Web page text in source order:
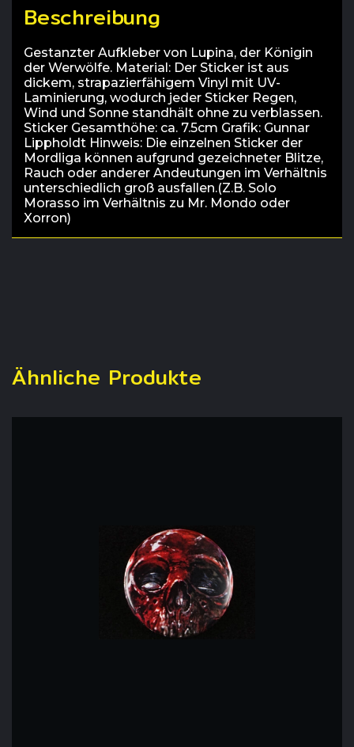
Beschreibung
Gestanzter Aufkleber von Lupina, der Königin
der Werwölfe. Material: Der Sticker ist aus
dickem, strapazierfähigem Vinyl mit UV-
Laminierung, wodurch jeder Sticker Regen,
Wind und Sonne standhält ohne zu verblassen.
Sticker Gesamthöhe: ca. 7.5cm Grafik: Gunnar
Lippholdt Hinweis: Die einzelnen Sticker der
Mordliga können aufgrund gezeichneter Blitze,
Rauch oder anderer Andeutungen im Verhältnis
unterschiedlich groß ausfallen.(Z.B. Solo
Morasso im Verhältnis zu Mr. Mondo oder
Xorron)
Ähnliche Produkte